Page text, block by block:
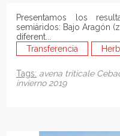
Presentamos los resultados en:
semiáridos: Bajo Aragón
diferent...
Transferencia
Tags: avena triticale
invierno2019